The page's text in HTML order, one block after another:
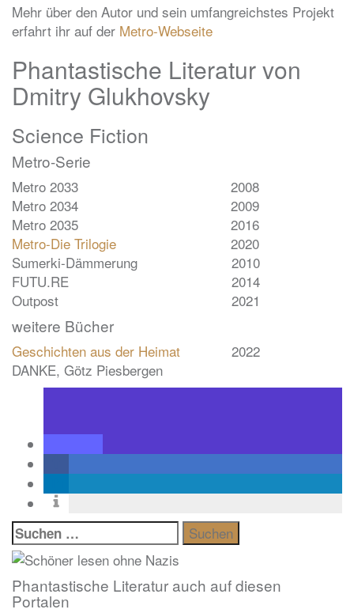
Mehr über den Autor und sein umfangreichstes Projekt
erfahrt ihr auf der Metro-Webseite
Phantastische Literatur von
Dmitry Glukhovsky
Science Fiction
Metro-Serie
Metro 2033
2008
Metro 2034
2009
Metro 2035
2016
Metro-Die Trilogie
2020
Sumerki-Dämmerung
2010
FUTU.RE
2014
Outpost
2021
weitere Bücher
Geschichten aus der Heimat
2022
DANKE, Götz Piesbergen
Suchen
nach:
Phantastische Literatur auch auf diesen
Portalen